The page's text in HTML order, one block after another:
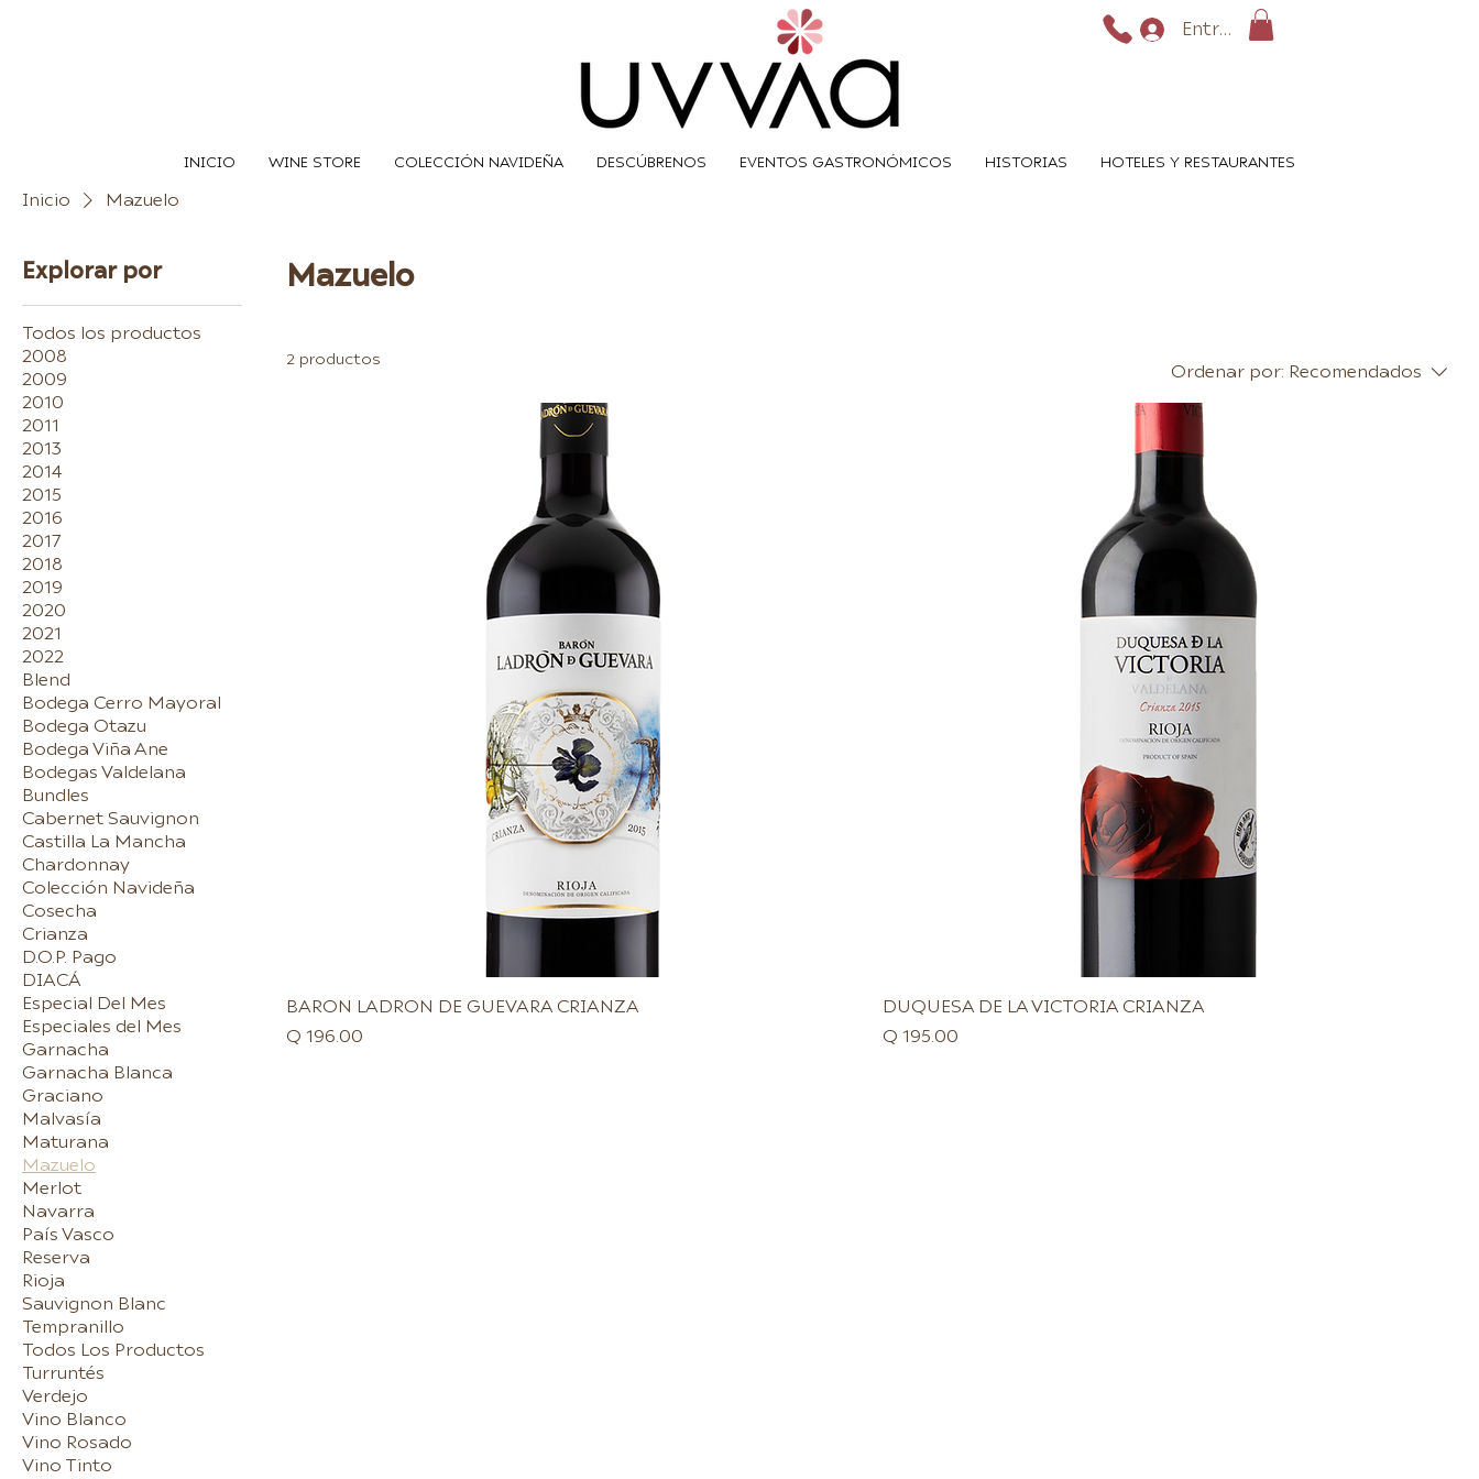
Entrar
INICIO WINE STORE COLECCIÓN NAVIDEÑA DESCÚBRENOS EVENTOS GASTRONÓMICOS HISTORIAS HOTELES Y RESTAURANTES
Inicio Mazuelo
Explorar por
Todos los productos
2008
2009
2010
2011
2013
2014
2015
2016
2017
2018
2019
2020
2021
2022
Blend
Bodega Cerro Mayoral
Bodega Otazu
Bodega Viña Ane
Bodegas Valdelana
Bundles
Cabernet Sauvignon
Castilla La Mancha
Chardonnay
Colección Navideña
Cosecha
Crianza
D.O.P. Pago
DIACÁ
Especial Del Mes
Especiales del Mes
Garnacha
Garnacha Blanca
Graciano
Malvasía
Maturana
Mazuelo
Merlot
Navarra
País Vasco
Reserva
Rioja
Sauvignon Blanc
Tempranillo
Todos Los Productos
Turruntés
Verdejo
Vino Blanco
Vino Rosado
Vino Tinto
Mazuelo
2 productos
Ordenar por: Recomendados
BARON LADRON DE GUEVARA CRIANZA
Precio
Q 196.00
DUQUESA DE LA VICTORIA CRIANZA
Precio
Q 195.00